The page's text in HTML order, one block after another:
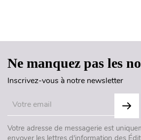
Ne manquez pas les
Inscrivez-vous à notre newsletter
Votre adresse de messagerie est
envoyer les lettres d'information des